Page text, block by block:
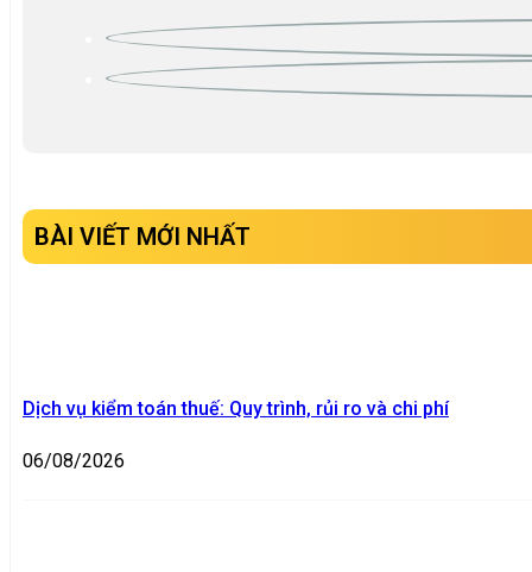
BÀI VIẾT MỚI NHẤT
Dịch vụ kiểm toán thuế: Quy trình, rủi ro và chi phí
06/08/2026